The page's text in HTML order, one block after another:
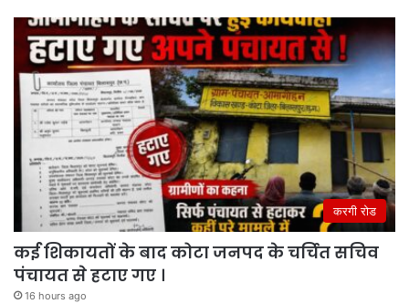
करगी रोड
कई शिकायतों के बाद कोटा जनपद के चर्चित सचिव
पंचायत से हटाए गए ।
16 hours ago